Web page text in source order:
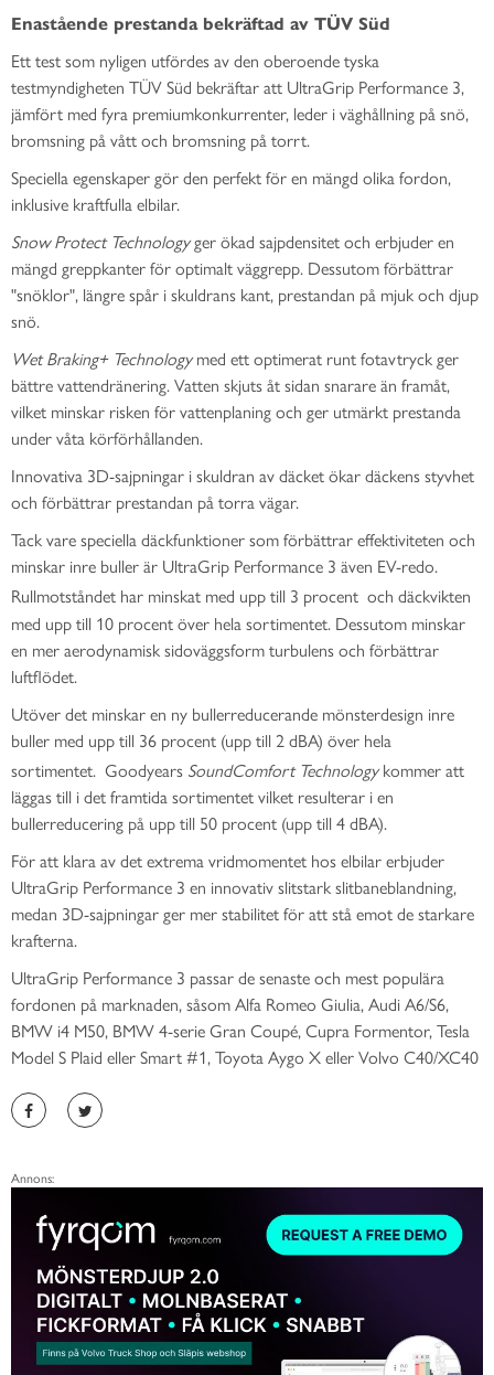
Enastående prestanda bekräftad av TÜV Süd
Ett test som nyligen utfördes av den oberoende tyska
testmyndigheten TÜV Süd bekräftar att UltraGrip Performance 3,
jämfört med fyra premiumkonkurrenter, leder i väghållning på snö,
bromsning på vått och bromsning på torrt.
Speciella egenskaper gör den perfekt för en mängd olika fordon,
inklusive kraftfulla elbilar.
Snow Protect Technologyger ökad sajpdensitet och erbjuder en
mängd greppkanter för optimalt väggrepp. Dessutom förbättrar
"snöklor", längre spår i skuldrans kant, prestandan på mjuk och djup
snö.
Wet Braking+ Technologymed ett optimerat runt fotavtryck ger
bättre vattendränering. Vatten skjuts åt sidan snarare än framåt,
vilket minskar risken för vattenplaning och ger utmärkt prestanda
under våta körförhållanden.
Innovativa 3D-sajpningar i skuldran av däcket ökar däckens styvhet
och förbättrar prestandan på torra vägar.
Tack vare speciella däckfunktioner som förbättrar effektiviteten och
minskar inre buller är UltraGrip Performance 3 även EV-redo.
Rullmotståndet har minskat med upp till 3 procent och däckvikten
med upp till 10 procent över hela sortimentet. Dessutom minskar
en mer aerodynamisk sidoväggsform turbulens och förbättrar
luftflödet.
Utöver det minskar en ny bullerreducerande mönsterdesign inre
buller med upp till 36 procent (upp till 2 dBA) över hela
sortimentet. Goodyears SoundComfort Technologykommer att
läggas till i det framtida sortimentet vilket resulterar i en
bullerreducering på upp till 50 procent (upp till 4 dBA).
För att klara av det extrema vridmomentet hos elbilar erbjuder
UltraGrip Performance 3 en innovativ slitstark slitbaneblandning,
medan 3D-sajpningar ger mer stabilitet för att stå emot de starkare
krafterna.
UltraGrip Performance 3 passar de senaste och mest populära
fordonen på marknaden, såsom Alfa Romeo Giulia, Audi A6/S6,
BMW i4 M50, BMW 4-serie Gran Coupé, Cupra Formentor, Tesla
Model S Plaid eller Smart #1, Toyota Aygo X eller Volvo C40/XC40
Annons: